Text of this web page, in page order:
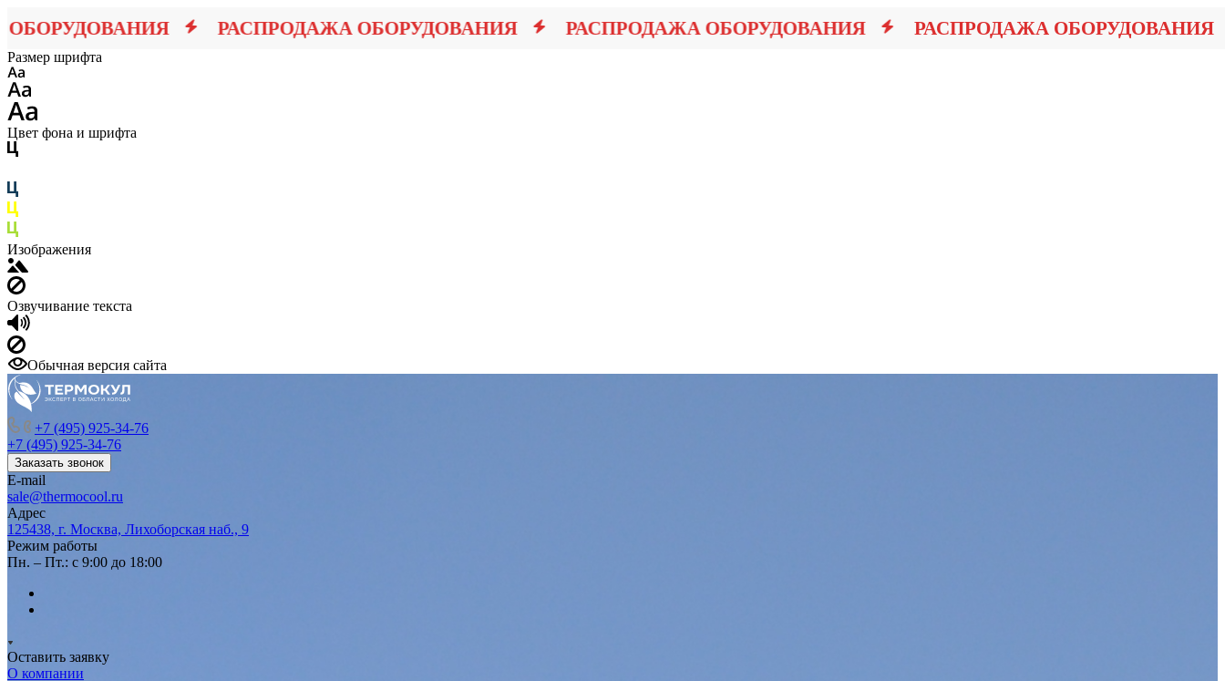
РАСПРОДАЖА ОБОРУДОВАНИЯ РАСПРОДАЖА ОБОРУДОВАНИЯ РАСПРОДАЖА ОБОРУДОВАНИЯ
Размер шрифта
Цвет фона и шрифта
Изображения
Озвучивание текста
Обычная версия сайта
+7 (495) 925-34-76
+7 (495) 925-34-76
Заказать звонок
E-mail
sale@thermocool.ru
Адрес
125438, г. Москва, Лихоборская наб., 9
Режим работы
Пн. – Пт.: с 9:00 до 18:00
Оставить заявку
О компании